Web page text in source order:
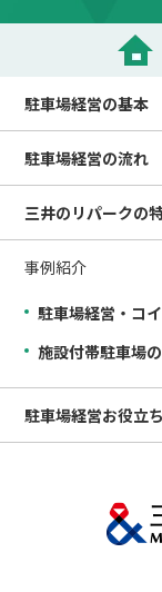
駐車場経営の基本
駐車場経営の流れ
三井のリパークの
事例紹介
駐車場経営・コ
施設付帯駐車場
駐車場経営お役立